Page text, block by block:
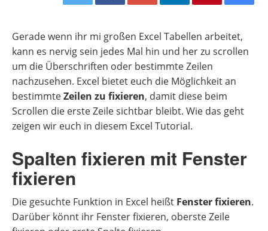
Gerade wenn ihr mi großen Excel Tabellen arbeitet,
kann es nervig sein jedes Mal hin und her zu scrollen
um die Überschriften oder bestimmte Zeilen
nachzusehen. Excel bietet euch die Möglichkeit an
bestimmteZeilen zu fixieren, damit diese beim
Scrollen die erste Zeile sichtbar bleibt. Wie das geht
zeigen wir euch in diesem Excel Tutorial.
Spalten fixieren mit Fenster
fixieren
Die gesuchte Funktion in Excel heißt Fenster fixieren.
Darüber könnt ihr Fenster fixieren, oberste Zeile